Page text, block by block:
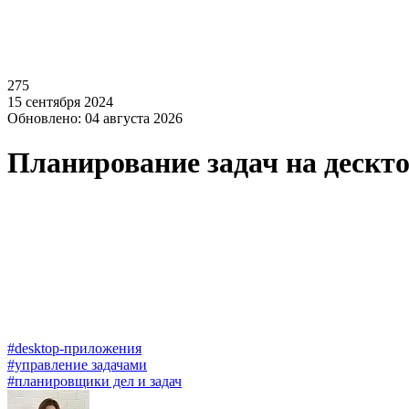
275
15 сентября 2024
Обновлено: 04 августа 2026
Планирование задач на
#desktop-приложения
#управление задачами
#планировщики дел и задач